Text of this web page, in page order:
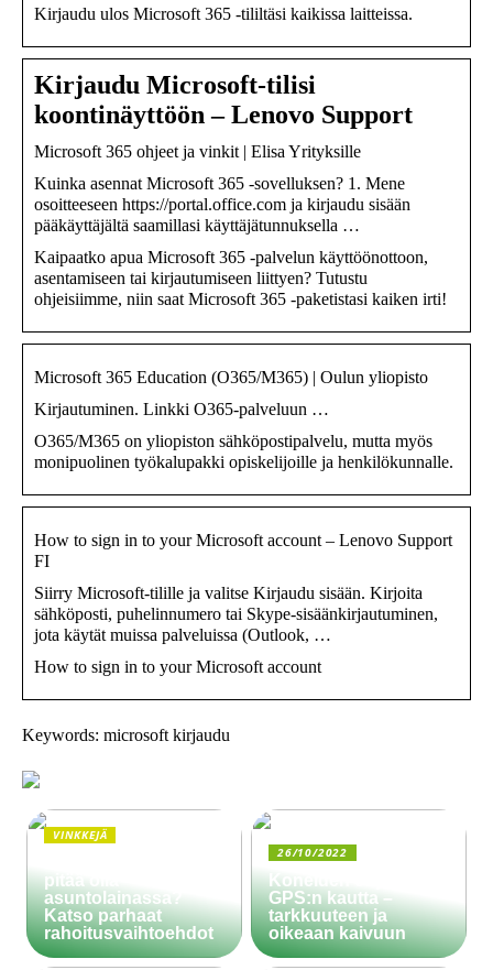
Kirjaudu ulos Microsoft 365 -tililtäsi kaikissa laitteissa.
Kirjaudu Microsoft-tilisi
koontinäyttöön – Lenovo Support
Microsoft 365 ohjeet ja vinkit | Elisa Yrityksille
Kuinka asennat Microsoft 365 -sovelluksen? 1. Mene
osoitteeseen https://portal.office.com ja kirjaudu sisään
pääkäyttäjältä saamillasi käyttäjätunnuksella …
Kaipaatko apua Microsoft 365 -palvelun käyttöönottoon,
asentamiseen tai kirjautumiseen liittyen? Tutustu
ohjeisiimme, niin saat Microsoft 365 -paketistasi kaiken irti!
Microsoft 365 Education (O365/M365) | Oulun yliopisto
Kirjautuminen. Linkki O365-palveluun …
O365/M365 on yliopiston sähköpostipalvelu, mutta myös
monipuolinen työkalupakki opiskelijoille ja henkilökunnalle.
How to sign in to your Microsoft account – Lenovo Support
FI
Siirry Microsoft-tilille ja valitse Kirjaudu sisään. Kirjoita
sähköposti, puhelinnumero tai Skype-sisäänkirjautuminen,
jota käytät muissa palveluissa (Outlook, …
How to sign in to your Microsoft account
Keywords: microsoft kirjaudu
VINKKEJÄ
pitää olla
asuntolainassa?
Katso parhaat
rahoitusvaihtoehdot
26/10/2022
Koneiden ohjaus
GPS:n kautta –
tarkkuuteen ja
oikeaan kaivuun